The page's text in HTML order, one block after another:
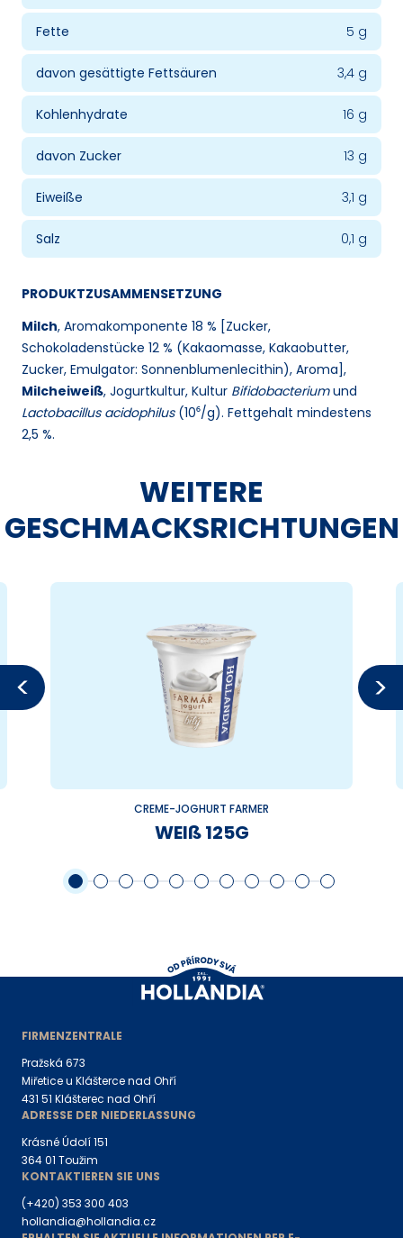
Fette 5 g
davon gesättigte Fettsäuren 3,4 g
Kohlenhydrate 16 g
davon Zucker 13 g
Eiweiße 3,1 g
Salz 0,1 g
PRODUKTZUSAMMENSETZUNG
Milch, Aromakomponente 18 % [Zucker,
Schokoladenstücke 12 % (Kakaomasse, Kakaobutter,
Zucker, Emulgator: Sonnenblumenlecithin), Aroma],
Milcheiweiß, Jogurtkultur, Kultur Bifidobacteriumund
Lactobacillus acidophilus(10⁶/g). Fettgehalt mindestens
2,5 %.
WEITERE
GESCHMACKSRICHTUNGEN
CREME-JOGHURT FARMER
WEIß 125G
FIRMENZENTRALE
Pražská 673
Miřetice u Klášterce nad Ohří
431 51 Klášterec nad Ohří
ADRESSE DER NIEDERLASSUNG
Krásné Údolí 151
364 01 Toužim
KONTAKTIEREN SIE UNS
(+420) 353 300 403
hollandia@hollandia.cz